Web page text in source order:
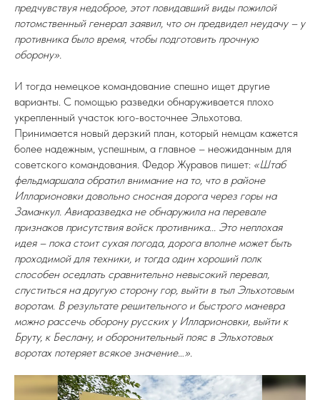
предчувствуя недоброе, этот повидавший виды пожилой
потомственный генерал заявил, что он предвидел неудачу – у
противника было время, чтобы подготовить прочную
оборону».
И тогда немецкое командование спешно ищет другие
варианты. С помощью разведки обнаруживается плохо
укрепленный участок юго-восточнее Эльхотова.
Принимается новый дерзкий план, который немцам кажется
более надежным, успешным, а главное – неожиданным для
советского командования. Федор Журавов пишет: «Штаб
фельдмаршала обратил внимание на то, что в районе
Илларионовки довольно сносная дорога через горы на
Заманкул. Авиаразведка не обнаружила на перевале
признаков присутствия войск противника... Это неплохая
идея – пока стоит сухая погода, дорога вполне может быть
проходимой для техники, и тогда один хороший полк
способен оседлать сравнительно невысокий перевал,
спуститься на другую сторону гор, выйти в тыл Эльхотовым
воротам. В результате решительного и быстрого маневра
можно рассечь оборону русских у Илларионовки, выйти к
Бруту, к Беслану, и оборонительный пояс в Эльхотовых
воротах потеряет всякое значение…».